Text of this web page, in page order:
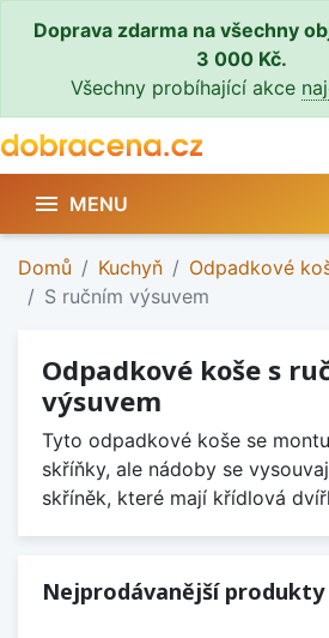
Doprava zdarma na všechny
3 000 Kč.
Všechny probíhající akce
 MENU
Domů Kuchyň
Odpadkové
S ručním výsuvem
Odpadkové koše s
výsuvem
Tyto odpadkové koše se
skříňky, ale nádoby se
skříněk, které mají křídlová
Nejprodávanější